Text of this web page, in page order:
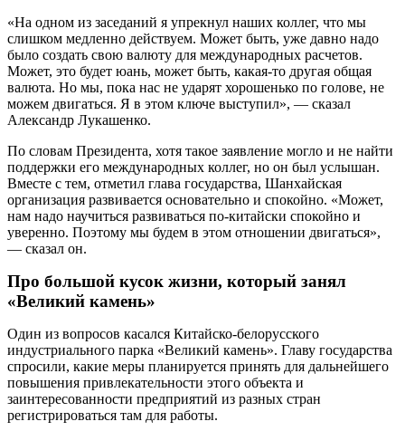
«На одном из заседаний я упрекнул наших коллег, что мы
слишком медленно действуем. Может быть, уже давно надо
было создать свою валюту для международных расчетов.
Может, это будет юань, может быть, какая-то другая общая
валюта. Но мы, пока нас не ударят хорошенько по голове, не
можем двигаться. Я в этом ключе выступил», — сказал
Александр Лукашенко.
По словам Президента, хотя такое заявление могло и не найти
поддержки его международных коллег, но он был услышан.
Вместе с тем, отметил глава государства, Шанхайская
организация развивается основательно и спокойно. «Может,
нам надо научиться развиваться по-китайски спокойно и
уверенно. Поэтому мы будем в этом отношении двигаться»,
— сказал он.
Про большой кусок жизни, который занял
«Великий камень»
Один из вопросов касался Китайско-белорусского
индустриального парка «Великий камень». Главу государства
спросили, какие меры планируется принять для дальнейшего
повышения привлекательности этого объекта и
заинтересованности предприятий из разных стран
регистрироваться там для работы.